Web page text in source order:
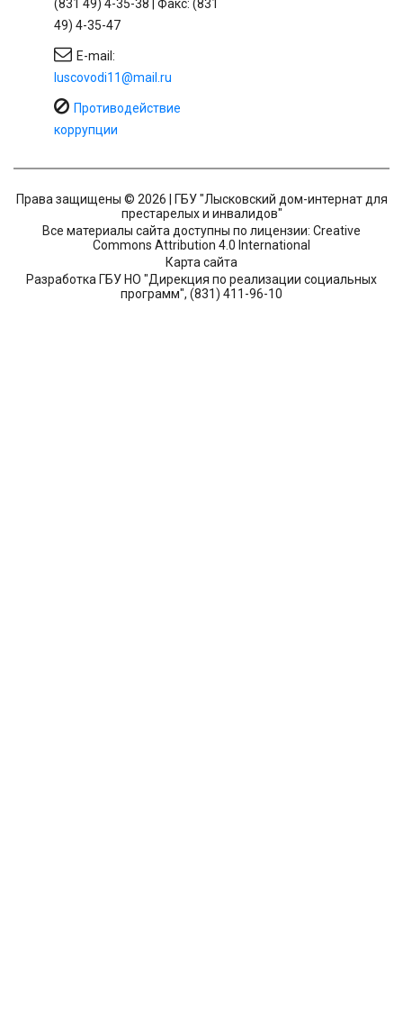
(831 49) 4-35-38 | Факс: (831
49) 4-35-47
E-mail:
luscovodi11@mail.ru
Противодействие
коррупции
Права защищены © 2026 | ГБУ "Лысковский дом-интернат для
престарелых и инвалидов"
Все материалы сайта доступны по лицензии: Creative
Commons Attribution 4.0 International
Карта сайта
Разработка ГБУ НО "Дирекция по реализации социальных
программ", (831) 411-96-10